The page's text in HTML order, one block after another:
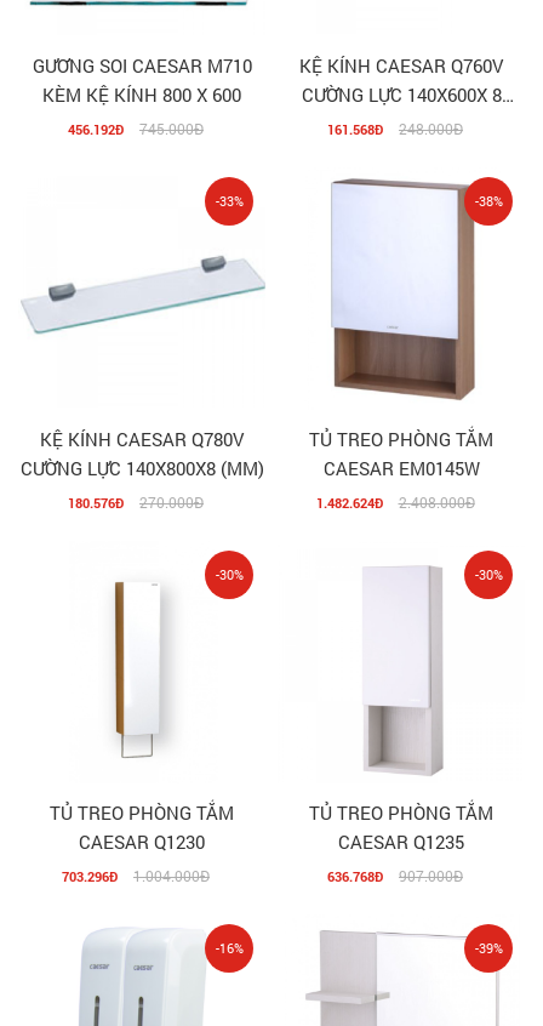
GƯƠNG SOI CAESAR M710
KÈM KỆ KÍNH 800 X 600
456.192Đ 745.000Đ
KỆ KÍNH CAESAR Q760V
CƯỜNG LỰC 140X600X 8
(MM)
161.568Đ 248.000Đ
KỆ KÍNH CAESAR Q780V
CƯỜNG LỰC 140X800X8 (MM)
180.576Đ 270.000Đ
-33%
TỦ TREO PHÒNG TẮM
CAESAR EM0145W
1.482.624Đ 2.408.000Đ
-38%
TỦ TREO PHÒNG TẮM
CAESAR Q1230
703.296Đ 1.004.000Đ
-30%
TỦ TREO PHÒNG TẮM
CAESAR Q1235
636.768Đ 907.000Đ
-30%
-16% -39%